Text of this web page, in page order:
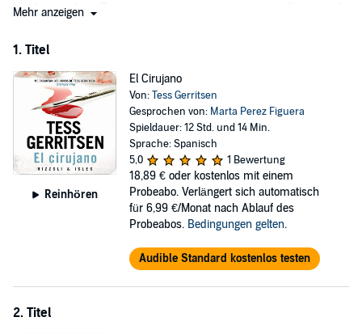
heridas que les inflige sugiere que es un experto en medicina, por lo
Cordell, víctima hace dos años de un crimen muy parecido. Ahora
ella esconde su temor al contacto con otras personas bajo un
exterior frío y elegante, y una bien ganada reputación como cirujana
de primer nivel.
Pero esta cuidadosa fachada está a punto de caer ya que el nuevo
asesino recrea, con escalofriante precisión, los detalles de la propia
agonía de Catherine.
Con cada nuevo asesinato parece estar persiguiéndola y acercarse
©2020 Jentas (P)2020 Jentas
Mehr anzeigen
1. Titel
Reinhören
El Cirujano
Von:Tess Gerritsen
Gesprochen von: Marta Perez Figuera
Spieldauer: 12 Std. und 14 Min.
Sprache: Spanisch
5,0
1 Bewertung
18,89 € oder kostenlos mit einem
Probeabo. Verlängert sich automatisch
für 6,99 €/Monat nach Ablauf des
Probeabos. Bedingungen gelten.
Audible Standard kostenlos testen
2. Titel